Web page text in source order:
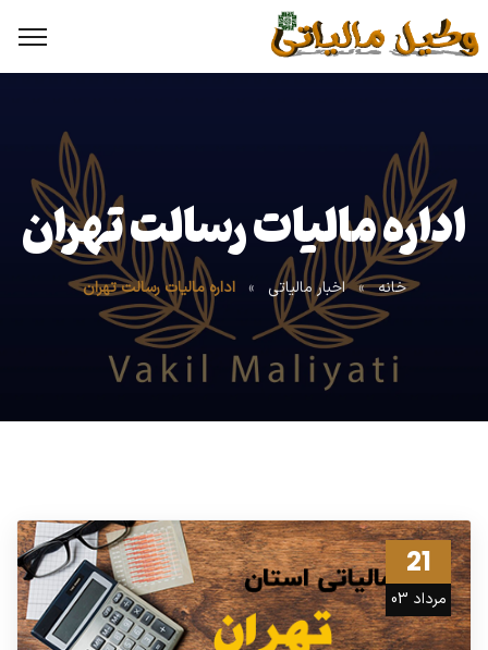
اداره مالیات رسالت تهران
خانه » اخبار مالیاتی » اداره مالیات رسالت تهران
21
مرداد 03